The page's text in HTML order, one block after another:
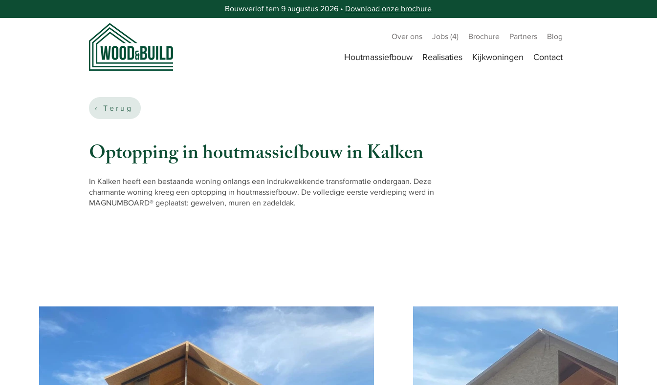
Bouwverlof tem 9 augustus 2026 • Download onze brochure
Over ons Jobs (4) Brochure Partners Blog
Houtmassiefbouw Realisaties Kijkwoningen Contact
‹ Terug
Optopping in houtmassiefbouw in Kalken
In Kalken heeft een bestaande woning onlangs een indrukwekkende transformatie ondergaan. Deze
charmante woning kreeg een optopping in houtmassiefbouw. De volledige eerste verdieping werd in
MAGNUMBOARD® geplaatst: gewelven, muren en zadeldak.